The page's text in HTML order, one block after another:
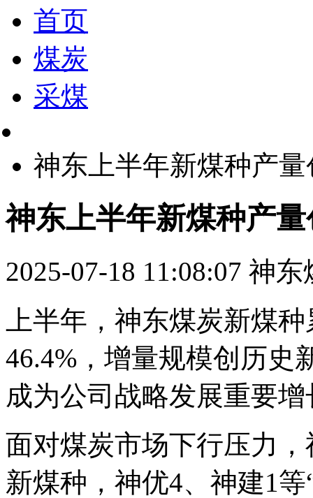
首页
煤炭
采煤
神东上半年新煤种产
神东上半年新煤种产
2025-07-18 11:08:07 神东
上半年，神东煤炭新煤
46.4%，增量规模创历史
成为公司战略发展重要
面对煤炭市场下行压力
新煤种，神优4、神建1